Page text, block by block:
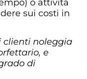
o attività
sui costi in
clienti noleggia
e
di